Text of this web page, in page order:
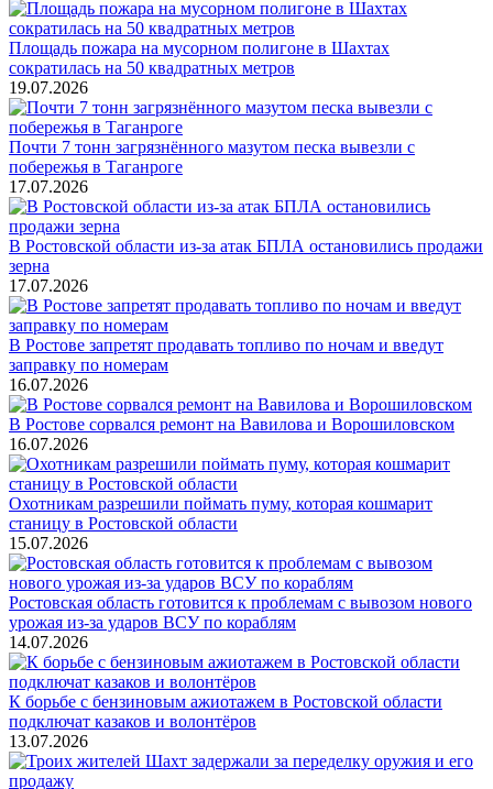
Площадь пожара на мусорном полигоне в Шахтах
сократилась на 50 квадратных метров
19.07.2026
Почти 7 тонн загрязнённого мазутом песка вывезли с
побережья в Таганроге
17.07.2026
В Ростовской области из-за атак БПЛА остановились продажи
зерна
17.07.2026
В Ростове запретят продавать топливо по ночам и введут
заправку по номерам
16.07.2026
В Ростове сорвался ремонт на Вавилова и Ворошиловском
16.07.2026
Охотникам разрешили поймать пуму, которая кошмарит
станицу в Ростовской области
15.07.2026
Ростовская область готовится к проблемам с вывозом нового
урожая из-за ударов ВСУ по кораблям
14.07.2026
К борьбе с бензиновым ажиотажем в Ростовской области
подключат казаков и волонтёров
13.07.2026